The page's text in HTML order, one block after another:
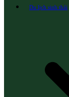
Du lịch sinh thái